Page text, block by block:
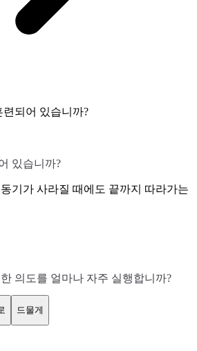
되어 있습니까?
있습니까?
기가 사라질 때에도 끝까지 따라가는
의도를 얼마나 자주 실행합니까?
드물게